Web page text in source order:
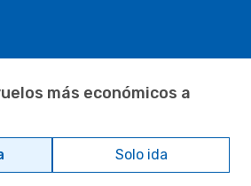
más económicos a
Solo ida